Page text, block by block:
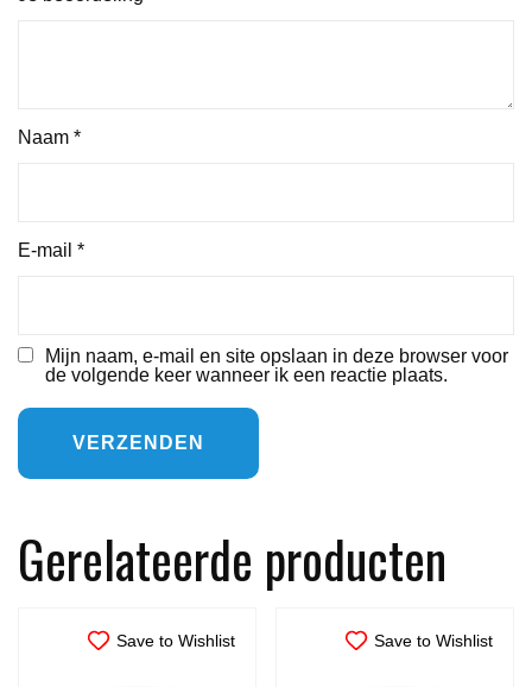
Naam *
E-mail *
Mijn naam, e-mail en site opslaan in deze browser voor
de volgende keer wanneer ik een reactie plaats.
Gerelateerde producten
Save to Wishlist Save to Wishlist